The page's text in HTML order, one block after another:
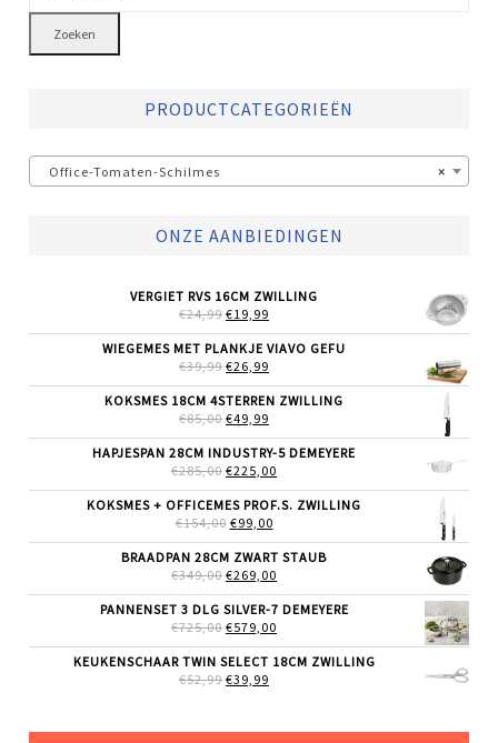
Zoeken
PRODUCTCATEGORIEËN
×
Office-Tomaten-Schilmes
ONZE AANBIEDINGEN
VERGIET RVS 16CM ZWILLING
€24,99 OORSPRONKELIJKE
WAS:
€24,99.
€19,99
IS:
WIEGEMES MET PLANKJE VIAVO GEFU
€39,99 OORSPRONKELIJKE
WAS:
€39,99.
€26,99
IS:
KOKSMES 18CM 4STERREN ZWILLING
€85,00 OORSPRONKELIJKE
WAS:
€85,00.
€49,99
IS:
€49,99.
HAPJESPAN 28CM INDUSTRY-5 DEMEYERE
€285,00 OORSPRONKELIJKE
WAS:
€285,00.
€225,00
IS:
KOKSMES + OFFICEMES PROF.S. ZWILLING
€154,00 OORSPRONKELIJKE
WAS:
€154,00.
€99,00HUIDIGE
IS:
€99,00.
BRAADPAN 28CM ZWART STAUB
€349,00 OORSPRONKELIJKE
WAS:
€349,00.
€269,00
IS:
PANNENSET 3 DLG SILVER-7 DEMEYERE
€725,00 OORSPRONKELIJKE
WAS:
€725,00.
€579,00
IS:
KEUKENSCHAAR TWIN SELECT 18CM ZWILLING
€52,99 OORSPRONKELIJKE
€39,99